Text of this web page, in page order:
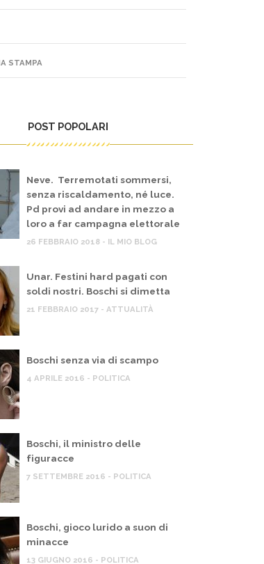
scontro sulla Flotilla,
STAMPA
POST POPOLARI
Neve. Terremotati sommersi,
senza riscaldamento, né luce.
Pd provi ad andare in mezzo a
loro a far campagna elettorale
26 FEBBRAIO 2018 - IL MIO BLOG
Unar. Festini hard pagati con
soldi nostri. Boschi si dimetta
21 FEBBRAIO 2017 - ATTUALITÀ
Boschi senza via di scampo
4 APRILE 2016 - POLITICA
Boschi, il ministro delle
figuracce
7 SETTEMBRE 2016 - POLITICA
Boschi, gioco lurido a suon di
minacce
13 GIUGNO 2016 - POLITICA